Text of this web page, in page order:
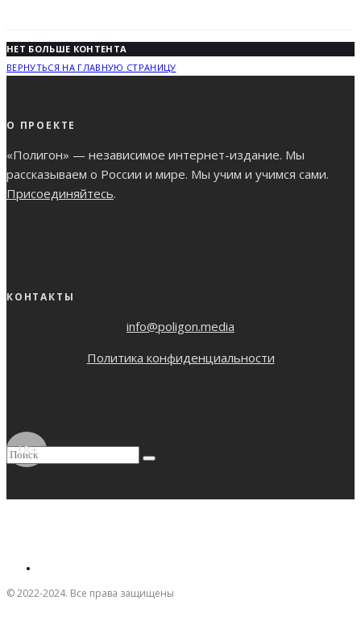
НЕТ БОЛЬШЕ КОНТЕНТА
ВЕРНУТЬСЯ НА ГЛАВНУЮ СТРАНИЦУ
О ПРОЕКТЕ
«Полигон» — независимое интернет-издание. Мы
рассказываем о России и мире. Мы учим и учимся сами.
Присоединяйтесь.
КОНТАКТЫ
info@poligon.media
Политика конфиденциальности
18+
© 2022-2024. Все права защищены